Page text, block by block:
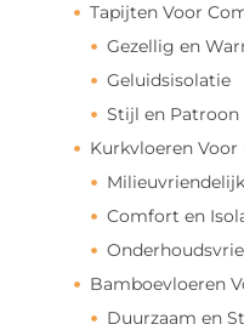
Tapijten Voor
Gezellig en
Geluidsisolatie
Stijl en Patroon
Kurkvloeren Voor
Milieuvriendelijk
Comfort en
Bamboevloeren
Duurzaam en